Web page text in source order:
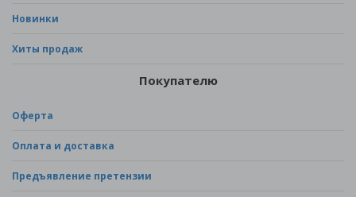
Новинки
Хиты продаж
Покупателю
Оферта
Оплата и доставка
Предъявление претензии